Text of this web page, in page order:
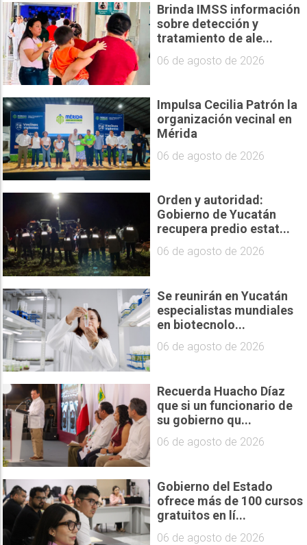
Brinda IMSS información
sobre detección y
tratamiento de ale...
06 de agosto de 2026
Impulsa Cecilia Patrón la
organización vecinal en
Mérida
06 de agosto de 2026
Orden y autoridad:
Gobierno de Yucatán
recupera predio estat...
06 de agosto de 2026
Se reunirán en Yucatán
especialistas mundiales
en biotecnolo...
06 de agosto de 2026
Recuerda Huacho Díaz
que si un funcionario de
su gobierno qu...
06 de agosto de 2026
Gobierno del Estado
ofrece más de 100 cursos
gratuitos en lí...
06 de agosto de 2026